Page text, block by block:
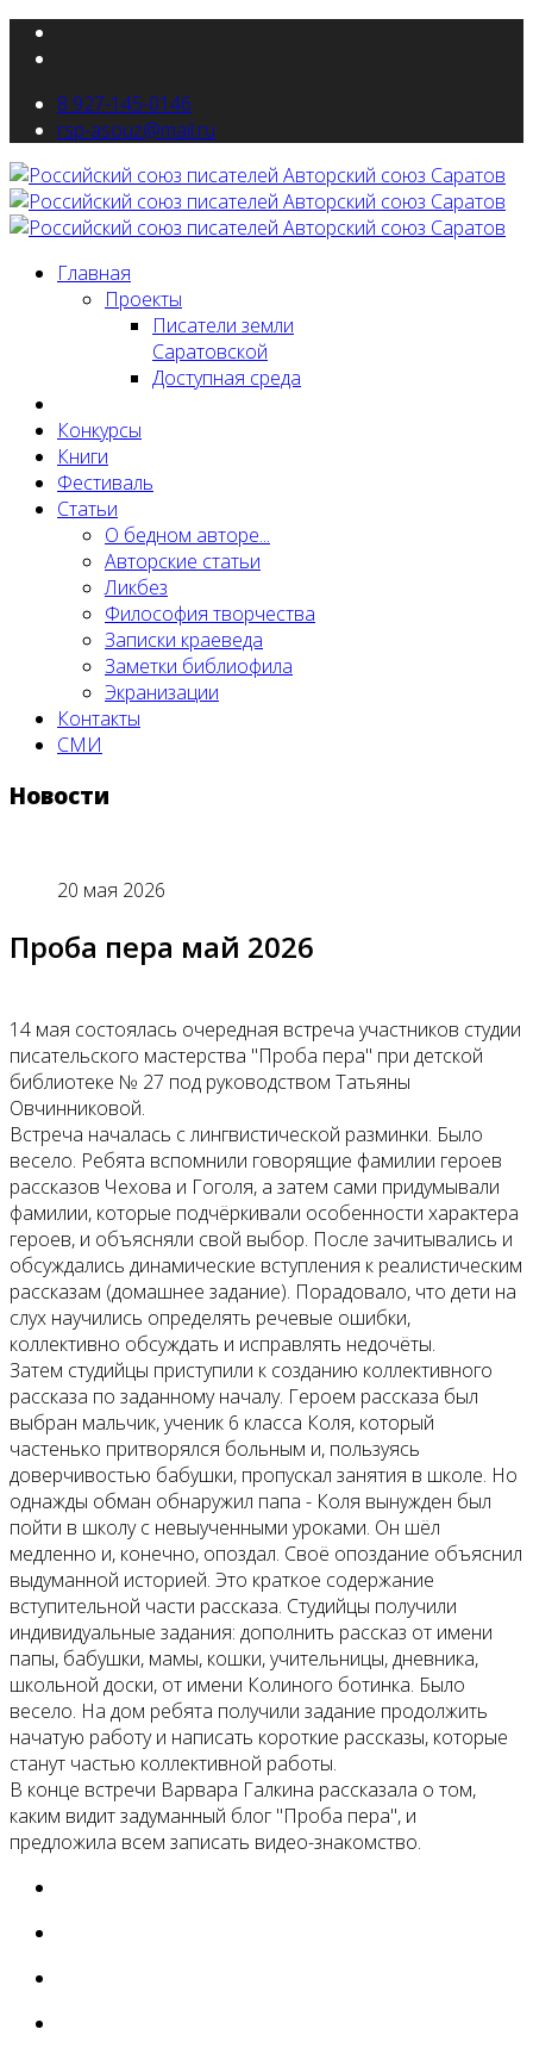
8 927-145-0146
rsp-asouz@mail.ru
Главная
Проекты
Писатели земли
Саратовской
Доступная среда
Конкурсы
Книги
Фестиваль
Статьи
О бедном авторе...
Авторские статьи
Ликбез
Философия творчества
Записки краеведа
Заметки библиофила
Экранизации
Контакты
СМИ
Новости
20 мая 2026
Проба пера май 2026
14 мая состоялась очередная встреча участников студии
писательского мастерства "Проба пера" при детской
библиотеке № 27 под руководством Татьяны
Овчинниковой.
Встреча началась с лингвистической разминки. Было
весело. Ребята вспомнили говорящие фамилии героев
рассказов Чехова и Гоголя, а затем сами придумывали
фамилии, которые подчёркивали особенности характера
героев, и объясняли свой выбор. После зачитывались и
обсуждались динамические вступления к реалистическим
рассказам (домашнее задание). Порадовало, что дети на
слух научились определять речевые ошибки,
коллективно обсуждать и исправлять недочёты.
Затем студийцы приступили к созданию коллективного
рассказа по заданному началу. Героем рассказа был
выбран мальчик, ученик 6 класса Коля, который
частенько притворялся больным и, пользуясь
доверчивостью бабушки, пропускал занятия в школе. Но
однажды обман обнаружил папа - Коля вынужден был
пойти в школу с невыученными уроками. Он шёл
медленно и, конечно, опоздал. Своё опоздание объяснил
выдуманной историей. Это краткое содержание
вступительной части рассказа. Студийцы получили
индивидуальные задания: дополнить рассказ от имени
папы, бабушки, мамы, кошки, учительницы, дневника,
школьной доски, от имени Колиного ботинка. Было
весело. На дом ребята получили задание продолжить
начатую работу и написать короткие рассказы, которые
станут частью коллективной работы.
В конце встречи Варвара Галкина рассказала о том,
каким видит задуманный блог "Проба пера", и
предложила всем записать видео-знакомство.